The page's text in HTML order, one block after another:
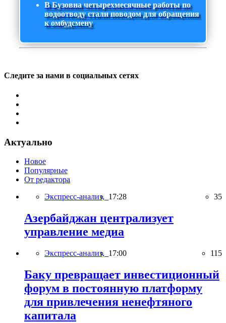
В Бузовна четырехмесячные работы по
водоотводу стали поводом для обращения
к омбудсмену
Следите за нами в социальных сетях
Актуально
Новое
Популярные
От редактора
Экспресс-анализ, 17:28 35
Азербайджан централизует
управление медиа
Экспресс-анализ, 17:00 115
Баку превращает инвестиционный
форум в постоянную платформу
для привлечения ненефтяного
капитала